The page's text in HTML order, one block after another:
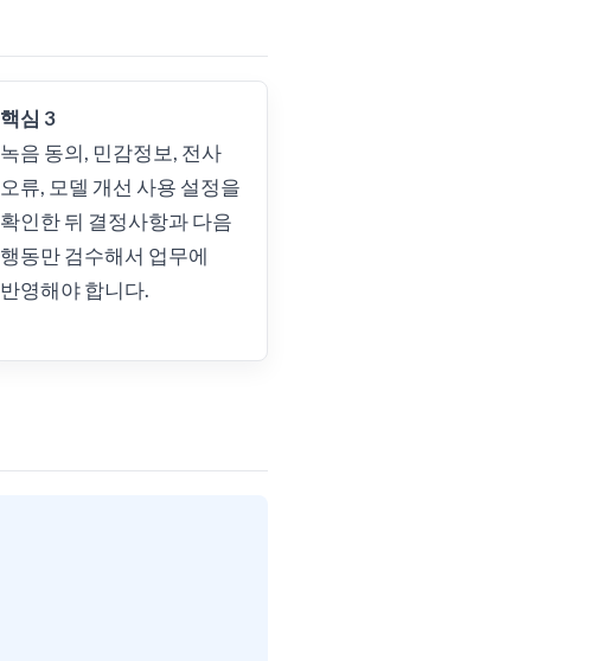
핵심 3
녹음 동의, 민감정보, 전사
오류, 모델 개선 사용 설정을
확인한 뒤 결정사항과 다음
행동만 검수해서 업무에
반영해야 합니다.